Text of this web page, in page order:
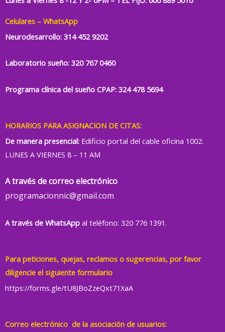
Celulares – WhatsApp
Neurodesarrollo: 314 452 9202
Laboratorio sueño: 320 767 0460
Programa clínica del sueño CPAP: 324 478 5694
HORARIOS PARA ASIGNACION DE CITAS:
De manera presencial: Edificio portal del cable oficina 1002:
LUNES A VIERNES 8 – 11 AM
A través de correo electrónico
programacionnic@gmail.com
A través de WhatsApp al teléfono: 320 776 1391.
Para peticiones, quejas, reclamos o sugerencias, por favor
diligencie el siguiente formulario
https://forms.gle/tU8JBoZzeQxt71XaA
Correo electrónico de la asociación de usuarios: